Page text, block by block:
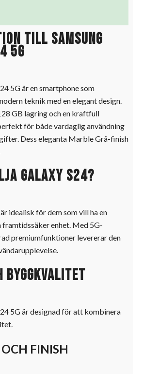
till Samsung
5G
5G är en smartphone som
teknik med en elegant design.
GB lagring och en kraftfull
för både vardaglig användning
Dess eleganta Marble Grå-finish
Galaxy S24?
idealisk för dem som vill ha en
enhet. Med 5G-
premiumfunktioner levererar den
byggkvalitet
5G är designad för att kombinera
FINISH